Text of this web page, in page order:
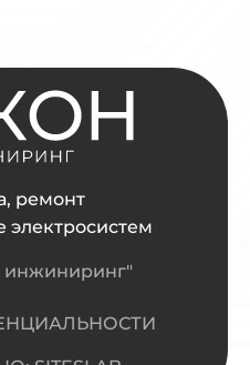
ремонт
электросистем